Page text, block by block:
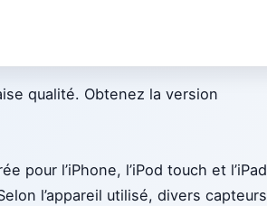
qualité. Obtenez la version
pour l’iPhone, l’iPod touch et l’iPad
l’appareil utilisé, divers capteurs